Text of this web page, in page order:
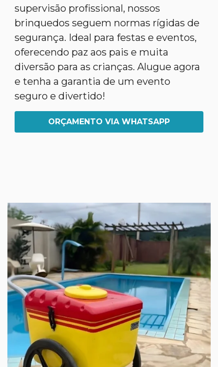
supervisão profissional, nossos
brinquedos seguem normas rígidas de
segurança. Ideal para festas e eventos,
oferecendo paz aos pais e muita
diversão para as crianças. Alugue agora
e tenha a garantia de um evento
seguro e divertido!
ORÇAMENTO VIA WHATSAPP